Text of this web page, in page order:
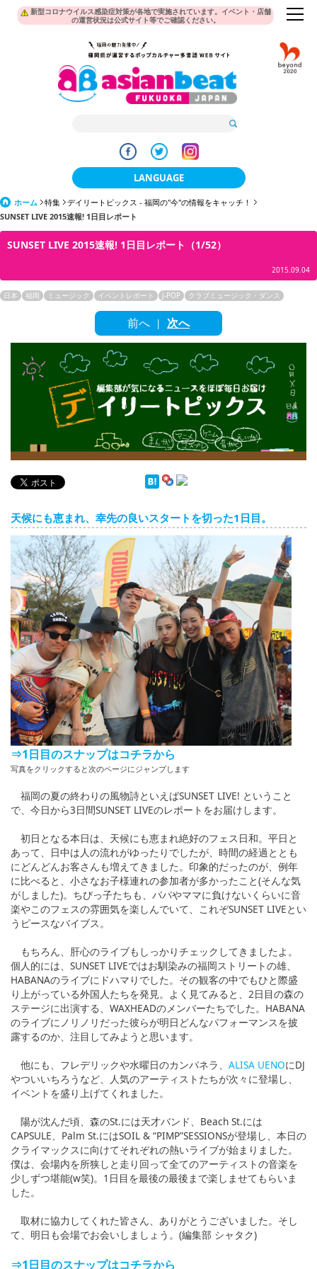
新型コロナウイルス感染症対策が各地で実施されています。イベント・店舗
の運営状況は公式サイト等でご確認ください。
LANGUAGE
日本語
한국어
繁體中文
English
tiéng Viêt
Bahasa Indonesia
ホーム 特集
デイリートピックス - 福岡の"今"の情報をキャッチ！
SUNSET LIVE 2015速報! 1日目レポート
SUNSET LIVE 2015速報! 1日目レポート（1/52）
2015.09.04
日本 福岡 ミュージック イベントレポート J-POP クラブミュージック・ダンス
前へ | 次へ
デイリートピックス
天候にも恵まれ、幸先の良いスタートを切った1日目。
⇒1日目のスナップはコチラから
写真をクリックすると次のページにジャンプします
福岡の夏の終わりの風物詩といえばSUNSET LIVE! ということ
で、今日から3日間SUNSET LIVEのレポートをお届けします。
初日となる本日は、天候にも恵まれ絶好のフェス日和。平日と
あって、日中は人の流れがゆったりでしたが、時間の経過ととも
にどんどんお客さんも増えてきました。印象的だったのが、例年
に比べると、小さなお子様連れの参加者が多かったこと(そんな気
がしました)。ちびっ子たちも、パパやママに負けないくらいに音
楽やこのフェスの雰囲気を楽しんでいて、これぞSUNSET LIVEとい
うピースなバイブス。
もちろん、肝心のライブもしっかりチェックしてきましたよ。
個人的には、SUNSET LIVEではお馴染みの福岡ストリートの雄、
HABANAのライブにドハマりでした。その観客の中でもひと際盛
り上がっている外国人たちを発見。よく見てみると、2日目の森の
ステージに出演する、WAXHEADのメンバーたちでした。HABANA
のライブにノリノリだった彼らが明日どんなパフォーマンスを披
露するのか、注目してみようと思います。
他にも、フレデリックや水曜日のカンパネラ、 ALISA UENOにDJ
やついいちろうなど、人気のアーティストたちが次々に登場し、
イベントを盛り上げてくれました。
陽が沈んだ頃、森のSt.には天才バンド、Beach St.には
CAPSULE、Palm St.にはSOIL & “PIMP”SESSIONSが登場し、本日の
クライマックスに向けてそれぞれの熱いライブが始まりました。
僕は、会場内を所狭しと走り回って全てのアーティストの音楽を
少しずつ堪能(w笑)。1日目を最後の最後まで楽しませてもらいま
した。
取材に協力してくれた皆さん、ありがとうございました。そし
て、明日も会場でお会いしましょう。(編集部 シャタク)
⇒1日目のスナップはコチラから